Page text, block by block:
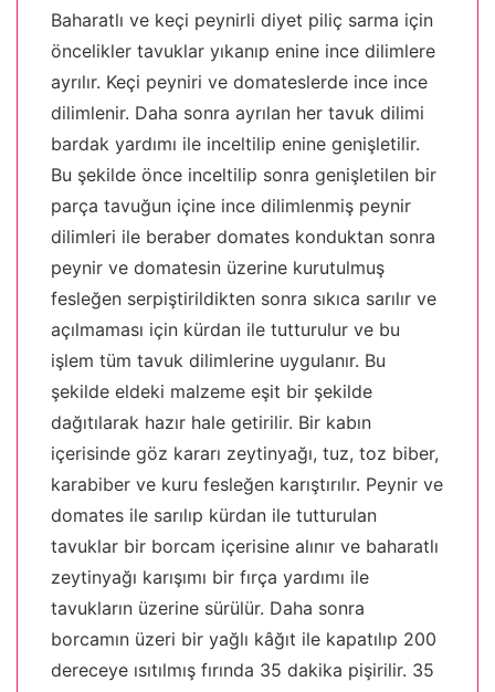
Baharatlı ve keçi peynirli diyet piliç sarma için
öncelikler tavuklar yıkanıp enine ince dilimlere
ayrılır. Keçi peyniri ve domateslerde ince ince
dilimlenir. Daha sonra ayrılan her tavuk dilimi
bardak yardımı ile inceltilip enine genişletilir.
Bu şekilde önce inceltilip sonra genişletilen bir
parça tavuğun içine ince dilimlenmiş peynir
dilimleri ile beraber domates konduktan sonra
peynir ve domatesin üzerine kurutulmuş
fesleğen serpiştirildikten sonra sıkıca sarılır ve
açılmaması için kürdan ile tutturulur ve bu
işlem tüm tavuk dilimlerine uygulanır. Bu
şekilde eldeki malzeme eşit bir şekilde
dağıtılarak hazır hale getirilir. Bir kabın
içerisinde göz kararı zeytinyağı, tuz, toz biber,
karabiber ve kuru fesleğen karıştırılır. Peynir ve
domates ile sarılıp kürdan ile tutturulan
tavuklar bir borcam içerisine alınır ve baharatlı
zeytinyağı karışımı bir fırça yardımı ile
tavukların üzerine sürülür. Daha sonra
borcamın üzeri bir yağlı kâğıt ile kapatılıp 200
dereceye ısıtılmış fırında 35 dakika pişirilir. 35